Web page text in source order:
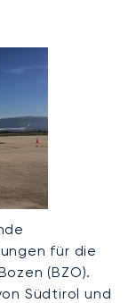
für die
(BZO).
Südtirol und